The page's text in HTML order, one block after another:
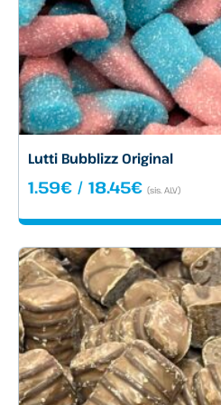
Lutti Bubblizz Original
1.59€ / 18.45€
-
(sis. ALV)